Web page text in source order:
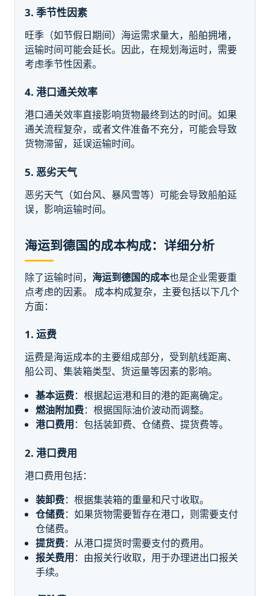
3. 季节性因素
旺季（如节假日期间）海运需求量大，船舶拥堵，
运输时间可能会延长。因此，在规划海运时，需要
考虑季节性因素。
4. 港口通关效率
港口通关效率直接影响货物最终到达的时间。如果
通关流程复杂，或者文件准备不充分，可能会导致
货物滞留，延误运输时间。
5. 恶劣天气
恶劣天气（如台风、暴风雪等）可能会导致船舶延
误，影响运输时间。
海运到德国的成本构成：详细分析
除了运输时间， 海运到德国的成本也是企业需要重
点考虑的因素。 成本构成复杂，主要包括以下几个
方面：
1. 运费
运费是海运成本的主要组成部分，受到航线距离、
船公司、集装箱类型、货运量等因素的影响。
基本运费：根据起运港和目的港的距离确定。
燃油附加费：根据国际油价波动而调整。
港口费用：包括装卸费、仓储费、提货费等。
2. 港口费用
港口费用包括：
装卸费：根据集装箱的重量和尺寸收取。
仓储费：如果货物需要暂存在港口，则需要支付
仓储费。
提货费：从港口提货时需要支付的费用。
报关费用：由报关行收取，用于办理进出口报关
手续。